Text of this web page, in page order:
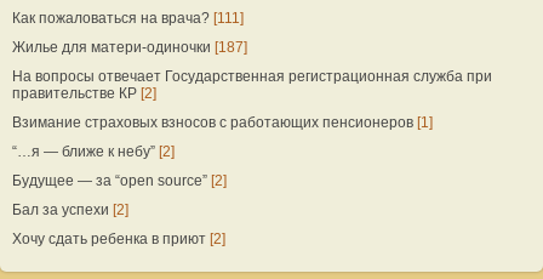
Как пожаловаться на врача? [111]
Жилье для матери-одиночки [187]
На вопросы отвечает Государственная регистрационная служба при
правительстве КР [2]
Взимание страховых взносов с работающих пенсионеров [1]
“…я — ближе к небу” [2]
Будущее — за “open source” [2]
Бал за успехи [2]
Хочу сдать ребенка в приют [2]